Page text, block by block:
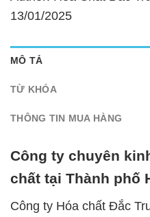
13/01/2025
MÔ TẢ
TỪ KHÓA
THÔNG TIN MUA HÀNG
Công ty chuyên
chất tại Thành phố
Công ty Hóa chất Đắc